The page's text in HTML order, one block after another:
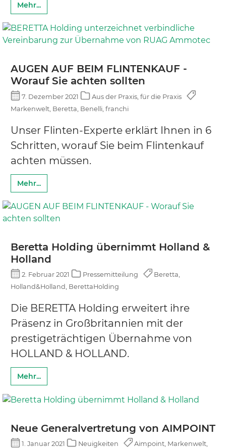
Mehr...
AUGEN AUF BEIM FLINTENKAUF -
Worauf Sie achten sollten
7. Dezember 2021
Aus der Praxis, für die Praxis
Markenwelt, Beretta, Benelli, franchi
Unser Flinten-Experte erklärt Ihnen in 6
Schritten, worauf Sie beim Flintenkauf
achten müssen.
Mehr...
Beretta Holding übernimmt Holland &
Holland
2. Februar 2021 Pressemitteilung
Beretta,
Holland&Holland, BerettaHolding
Die BERETTA Holding erweitert ihre
Präsenz in Großbritannien mit der
prestigeträchtigen Übernahme von
HOLLAND & HOLLAND.
Mehr...
Neue Generalvertretung von AIMPOINT
1. Januar 2021 Neuigkeiten
Aimpoint, Markenwelt,